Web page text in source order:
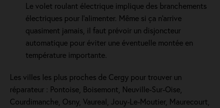
Le volet roulant électrique implique des branchements
électriques pour l'alimenter. Même si ça n'arrive
quasiment jamais, il faut prévoir un disjoncteur
automatique pour éviter une éventuelle montée en
température importante.
Les villes les plus proches de Cergy pour trouver un
réparateur : Pontoise, Boisemont, Neuville-Sur-Oise,
Courdimanche, Osny, Vaureal, Jouy-Le-Moutier, Maurecourt,